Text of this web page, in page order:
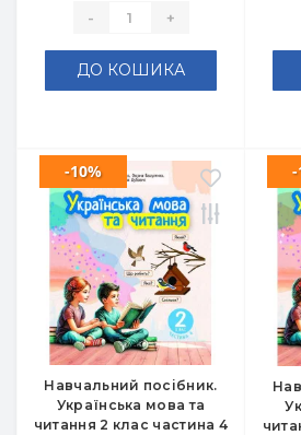
- +
ДО КОШИКА
Навчальний посібник.
Українська мова та
читання 2 клас частина 4
-10% -